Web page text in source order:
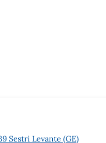
Sestri Levante (GE)